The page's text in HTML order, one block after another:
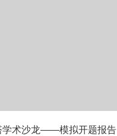
学术沙龙——模拟开题报告